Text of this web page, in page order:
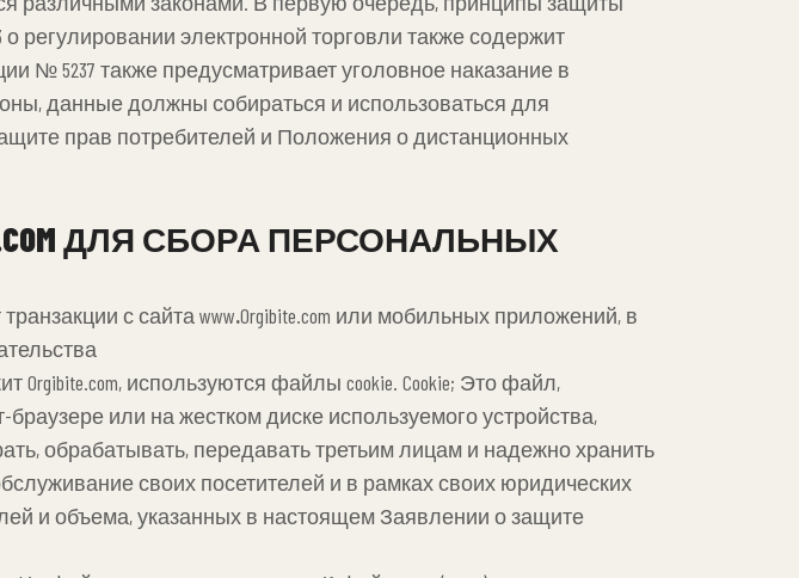
регулировании электронной торговли также содержит
№ 5237 также предусматривает уголовное наказание в
данные должны собираться и использоваться для
прав потребителей и Положения о дистанционных
ДЛЯ СБОРА ПЕРСОНАЛЬНЫХ
с сайта www.Orgibite.com или мобильных приложений, в
Orgibite.com, используются файлы cookie. Cookie; Это файл,
или на жестком диске используемого устройства,
обрабатывать, передавать третьим лицам и надежно хранить
своих посетителей и в рамках своих юридических
и объема, указанных в настоящем Заявлении о защите